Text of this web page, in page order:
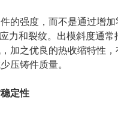
的强度，而不是通过增
力和裂纹。出模斜度通
加之优良的热收缩特性
压铸件质量。
定性